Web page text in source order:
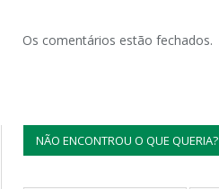
Os comentários estão fechados.
NÃO ENCONTROU O QUE QUERIA?